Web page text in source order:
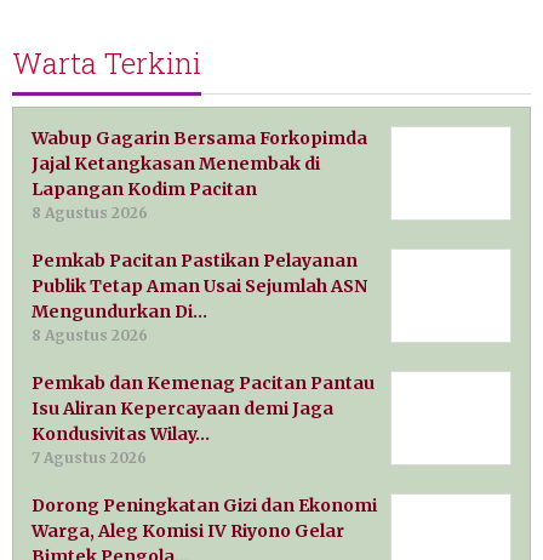
Warta Terkini
Wabup Gagarin Bersama Forkopimda
Jajal Ketangkasan Menembak di
Lapangan Kodim Pacitan
8 Agustus 2026
Pemkab Pacitan Pastikan Pelayanan
Publik Tetap Aman Usai Sejumlah ASN
Mengundurkan Di…
8 Agustus 2026
Pemkab dan Kemenag Pacitan Pantau
Isu Aliran Kepercayaan demi Jaga
Kondusivitas Wilay…
7 Agustus 2026
Dorong Peningkatan Gizi dan Ekonomi
Warga, Aleg Komisi IV Riyono Gelar